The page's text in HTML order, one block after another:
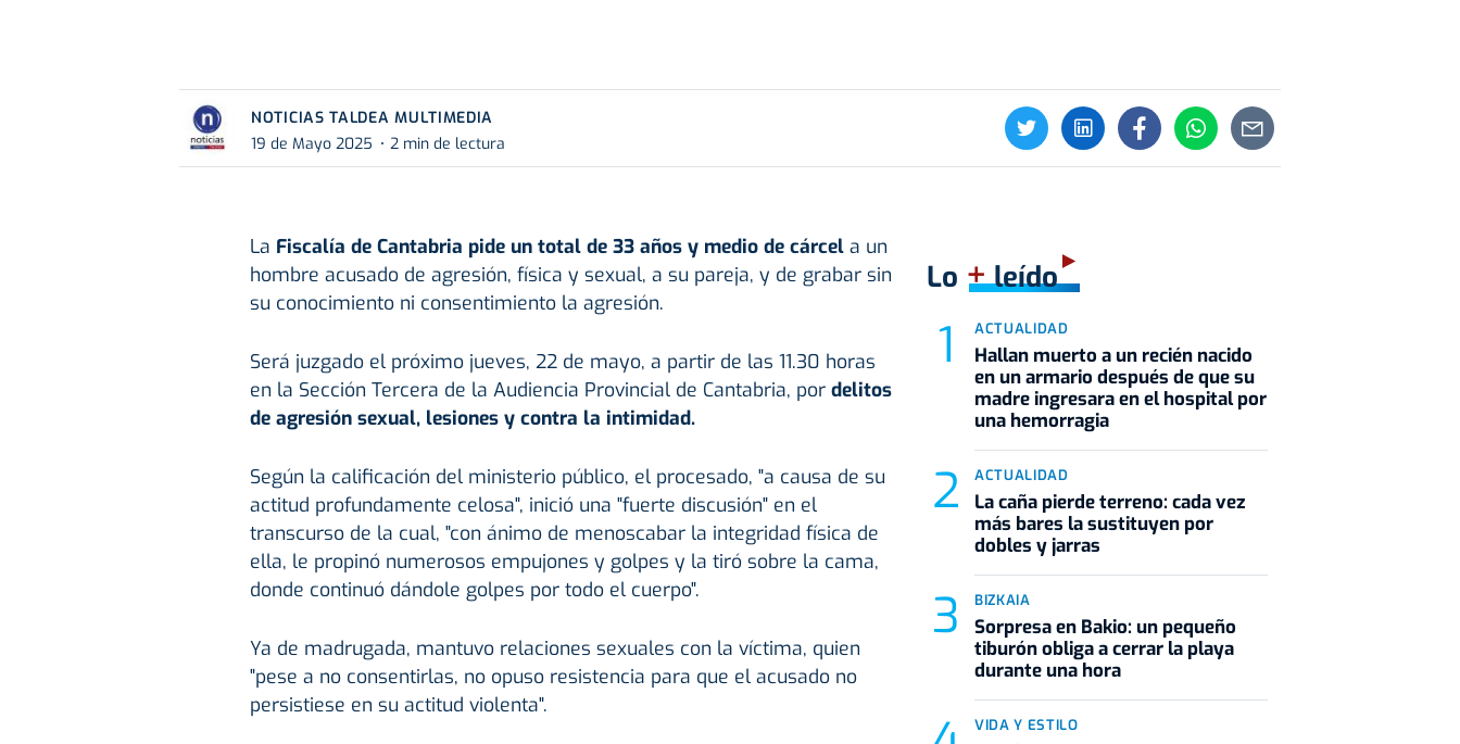
NOTICIAS TALDEA MULTIMEDIA
19 de Mayo 2025
2 min de lectura
La Fiscalía de Cantabria pide un total de 33 años y medio de cárcel a un
hombre acusado de agresión, física y sexual, a su pareja, y de grabar sin
su conocimiento ni consentimiento la agresión.
Será juzgado el próximo jueves, 22 de mayo, a partir de las 11.30 horas
en la Sección Tercera de la Audiencia Provincial de Cantabria, por delitos
de agresión sexual, lesiones y contra la intimidad.
Según la calificación del ministerio público, el procesado, "a causa de su
actitud profundamente celosa", inició una "fuerte discusión" en el
transcurso de la cual, "con ánimo de menoscabar la integridad física de
ella, le propinó numerosos empujones y golpes y la tiró sobre la cama,
donde continuó dándole golpes por todo el cuerpo".
Ya de madrugada, mantuvo relaciones sexuales con la víctima, quien
"pese a no consentirlas, no opuso resistencia para que el acusado no
persistiese en su actitud violenta".
Lo +leído
ACTUALIDAD
Hallan muerto a un recién nacido
en un armario después de que su
madre ingresara en el hospital por
una hemorragia
ACTUALIDAD
La caña pierde terreno: cada vez
más bares la sustituyen por
dobles y jarras
BIZKAIA
Sorpresa en Bakio: un pequeño
tiburón obliga a cerrar la playa
durante una hora
VIDA Y ESTILO